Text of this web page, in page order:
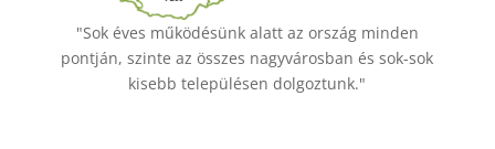
"Sok éves működésünk alatt az ország minden
pontján, szinte az összes nagyvárosban és sok-sok
kisebb településen dolgoztunk."